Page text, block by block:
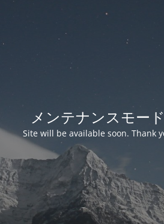
メンテナンスモー
Site will be available soon. Thank